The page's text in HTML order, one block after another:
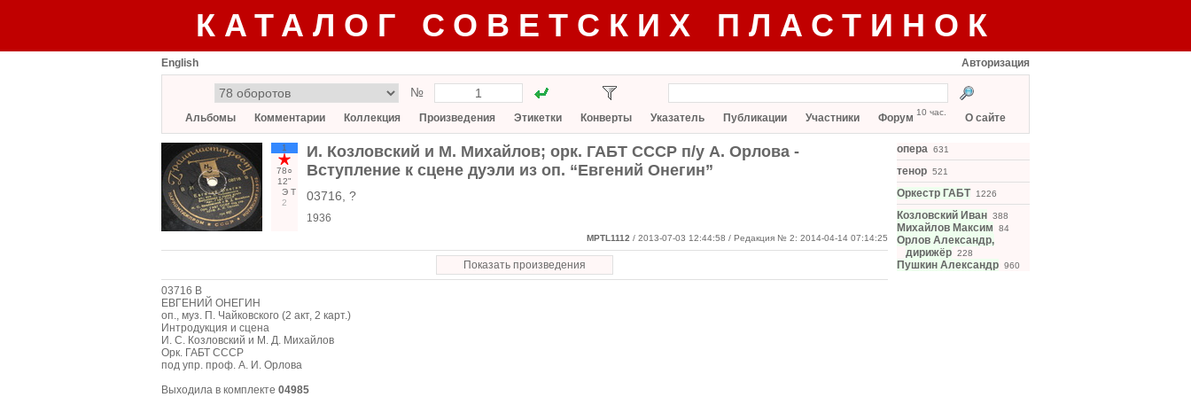
КАТАЛОГ СОВЕТСКИХ ПЛАСТИНОК
English Авторизация
№
Альбомы Комментарии Коллекция Произведения Этикетки Конверты Указатель Публикации Участники Форум 10 час. О сайте
1
78○
12"
Э Т
2
И. Козловский и М. Михайлов; орк. ГАБТ СССР п/у А. Орлова -
Вступление к сцене дуэли из оп. “Евгений Онегин”
03716, ?
1936
MPTL1112 / 2013-07-03 12:44:58 / Редакция № 2: 2014-04-14 07:14:25
Показать произведения
03716 В
ЕВГЕНИЙ ОНЕГИН
оп., муз. П. Чайковского (2 акт, 2 карт.)
Интродукция и сцена
И. С. Козловский и М. Д. Михайлов
Орк. ГАБТ СССР
под упр. проф. А. И. Орлова
Выходила в комплекте 04985
опера 631
тенор 521
Оркестр ГАБТ 1226
Козловский Иван 388
Михайлов Максим 84
Орлов Александр,
дирижёр 228
Пушкин Александр 960